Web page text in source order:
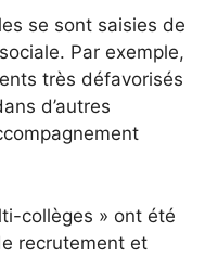
se sont saisies de
Par exemple,
très défavorisés
d’autres
collèges » ont été
recrutement et